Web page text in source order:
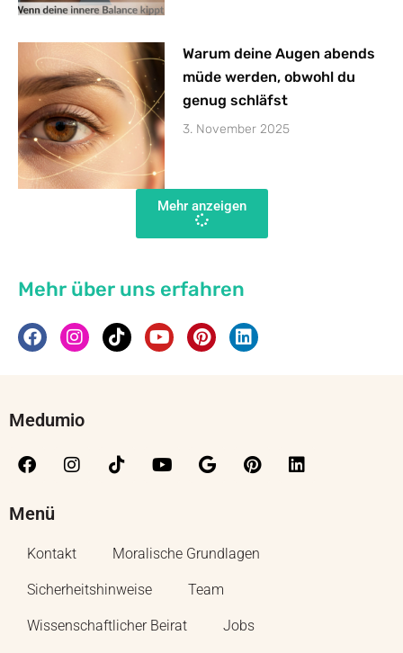
Warum deine Augen abends
müde werden, obwohl du
genug schläfst
3. November 2025
Mehr anzeigen
Mehr über uns erfahren
Medumio
Menü
Kontakt Moralische Grundlagen
Sicherheitshinweise Team
Wissenschaftlicher Beirat Jobs